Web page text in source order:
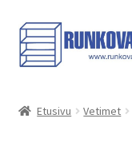
Siirry
navigointiin
Siirry
sisältöön
Etusivu Vetimet